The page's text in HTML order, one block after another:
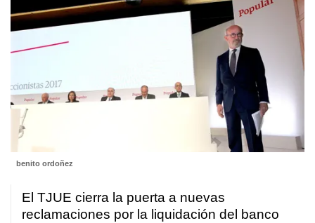
benito ordoñez
El TJUE cierra la puerta a nuevas
reclamaciones por la liquidación del banco